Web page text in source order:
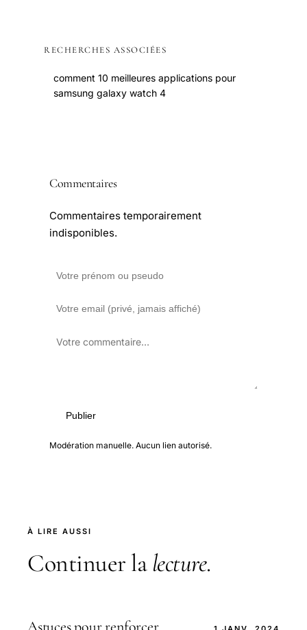
RECHERCHES ASSOCIÉES
comment 10 meilleures applications pour
samsung galaxy watch 4
Commentaires
Commentaires temporairement
indisponibles.
Publier
Modération manuelle. Aucun lien autorisé.
À LIRE AUSSI
Continuer la lecture.